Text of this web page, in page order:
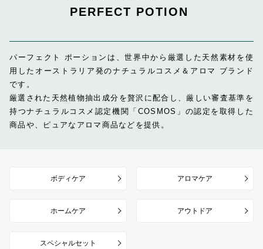
PERFECT POTION
パーフェクト ポーションは、世界中から厳選した天然素材を使
用したオーストラリア発のナチュラルコスメ＆アロマ ブランド
です。
厳選された天然植物抽出成分を贅沢に配合し、厳しい審査基準を
持つナチュラルコスメ認定機関「COSMOS」の認定を取得した
商品や、ピュアなアロマ商品などを提供。
ボディケア アロマケア
ホームケア アウトドア
スペシャルセット